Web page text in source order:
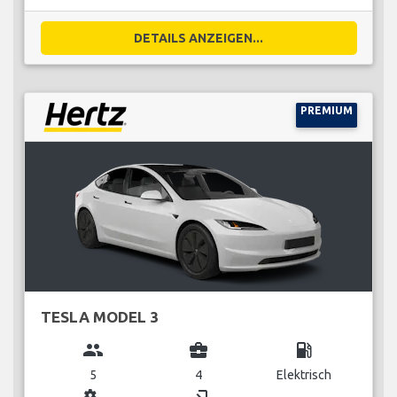
DETAILS ANZEIGEN...
PREMIUM
TESLA MODEL 3
group
5
business_center
4
local_gas_station
Elektrisch